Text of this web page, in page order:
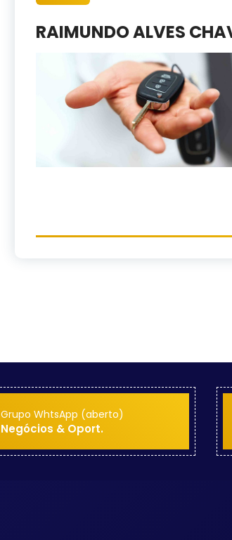
RAIMUNDO ALVES
Grupo WhtsApp (aberto)
Negócios & Oport.